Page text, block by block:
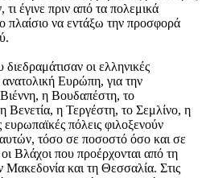
έγινε πριν από τα πολεμικά
πλαίσιο να εντάξω την προσφορά
οι ελληνικές
ανατολική Ευρώπη, για την
η Βουδαπέστη, το
Βενετία, η Τεργέστη, το Σεμλίνο, η
πόλεις φιλοξενούν
τόσο σε ποσοστό όσο και σε
Βλάχοι που προέρχονται από τη
και τη Θεσσαλία. Στις